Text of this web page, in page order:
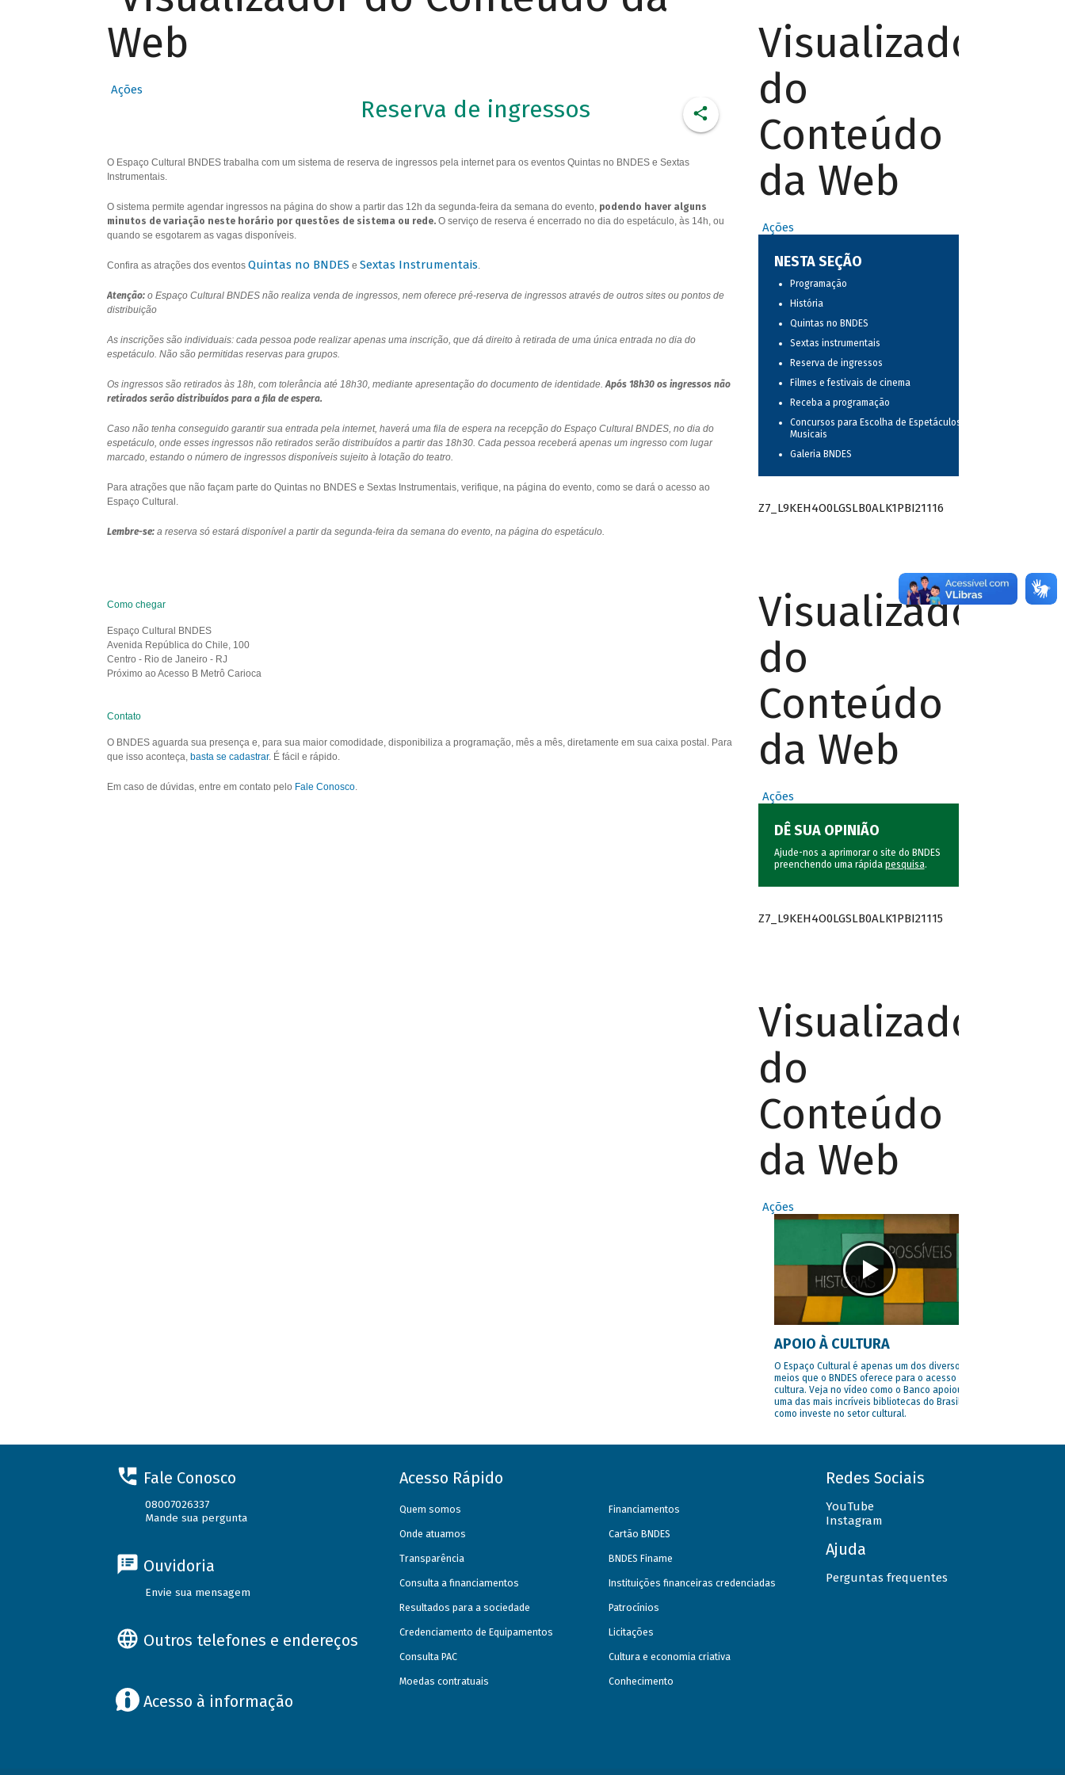
Web
Ações
Reserva de ingressos
O Espaço Cultural BNDES trabalha com um sistema de reserva de ingressos pela internet para os eventos Quintas no BNDES e Sextas
Instrumentais.
O sistema permite agendar ingressos na página do show a partir das 12h da segunda-feira da semana do evento, podendo haver alguns
minutos de variação neste horário por questões de sistema ou rede.O serviço de reserva é encerrado no dia do espetáculo, às 14h, ou
quando se esgotarem as vagas disponíveis.
Confira as atrações dos eventos Quintas no BNDES e Sextas Instrumentais.
Atenção:o Espaço Cultural BNDES não realiza venda de ingressos, nem oferece pré-reserva de ingressos através de outros sites ou pontos de
distribuição
As inscrições são individuais: cada pessoa pode realizar apenas uma inscrição, que dá direito à retirada de uma única entrada no dia do
espetáculo. Não são permitidas reservas para grupos.
Os ingressos são retirados às 18h, com tolerância até 18h30, mediante apresentação do documento de identidade.Após 18h30 os ingressos não
retirados serão distribuídos para a fila de espera.
Caso não tenha conseguido garantir sua entrada pela internet, haverá uma fila de espera na recepção do Espaço Cultural BNDES, no dia do
espetáculo, onde esses ingressos não retirados serão distribuídos a partir das 18h30. Cada pessoa receberá apenas um ingresso com lugar
marcado, estando o número de ingressos disponíveis sujeito à lotação do teatro.
Para atrações que não façam parte do Quintas no BNDES e Sextas Instrumentais, verifique, na página do evento, como se dará o acesso ao
Espaço Cultural.
Lembre-se:a reserva só estará disponível a partir da segunda-feira da semana do evento, na página do espetáculo.
Como chegar
Espaço Cultural BNDES
Avenida República do Chile, 100
Centro - Rio de Janeiro - RJ
Próximo ao Acesso B Metrô Carioca
Contato
O BNDES aguarda sua presença e, para sua maior comodidade, disponibiliza a programação, mês a mês, diretamente em sua caixa postal. Para
que isso aconteça, basta se cadastrar. É fácil e rápido.
Em caso de dúvidas, entre em contato pelo Fale Conosco.
Visualizador
do
Conteúdo
da Web
Ações
NESTA SEÇÃO
Programação
História
Quintas no BNDES
Sextas instrumentais
Reserva de ingressos
Filmes e festivais de cinema
Receba a programação
Concursos para Escolha de Espetáculos
Musicais
Galeria BNDES
Z7_L9KEH4O0LGSLB0ALK1PBI21116
Visualizador
do
Conteúdo
da Web
Ações
DÊ SUA OPINIÃO
Ajude-nos a aprimorar o site do BNDES
preenchendo uma rápida pesquisa.
Z7_L9KEH4O0LGSLB0ALK1PBI21115
Visualizador
do
Conteúdo
da Web
Ações
APOIO À CULTURA
O Espaço Cultural é apenas um dos diversos
meios que o BNDES oferece para o acesso à
cultura. Veja no vídeo como o Banco apoiou
uma das mais incríveis bibliotecas do Brasil e
como investe no setor cultural.
Fale Conosco
08007026337
Mande sua pergunta
Ouvidoria
Envie sua mensagem
Outros telefones e endereços
Acesso à informação
Acesso Rápido
Quem somos
Onde atuamos
Transparência
Consulta a financiamentos
Resultados para a sociedade
Credenciamento de Equipamentos
Consulta PAC
Moedas contratuais
Financiamentos
Cartão BNDES
BNDES Finame
Instituições financeiras credenciadas
Patrocínios
Licitações
Cultura e economia criativa
Conhecimento
Redes Sociais
YouTube
Instagram
Ajuda
Perguntas frequentes